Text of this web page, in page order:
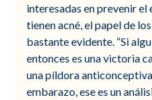
interesadas en prevenir
tienen acné, el papel de
bastante evidente. “Si
entonces es una victoria
una píldora
embarazo, ese es un